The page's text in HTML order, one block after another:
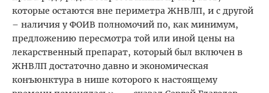
которые остаются вне периметра ЖНВЛП, и с другой
– наличия у ФОИВ полномочий по, как минимум,
предложению пересмотра той или иной цены на
лекарственный препарат, который был включен в
ЖНВЛП достаточно давно и экономическая
конъюнктура в нише которого к настоящему